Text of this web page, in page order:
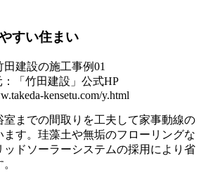
すい住まい
：「竹田建設」公式HP
kensetu.com/y.html
室までの間取りを工夫して家事動線の
ます。珪藻土や無垢のフローリングな
ッドソーラーシステムの採用により省